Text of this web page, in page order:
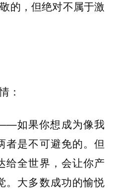
的，但绝对不属于激
：
如果你想成为像我
者是不可避免的。但
给全世界，会让你产
。大多数成功的愉悦